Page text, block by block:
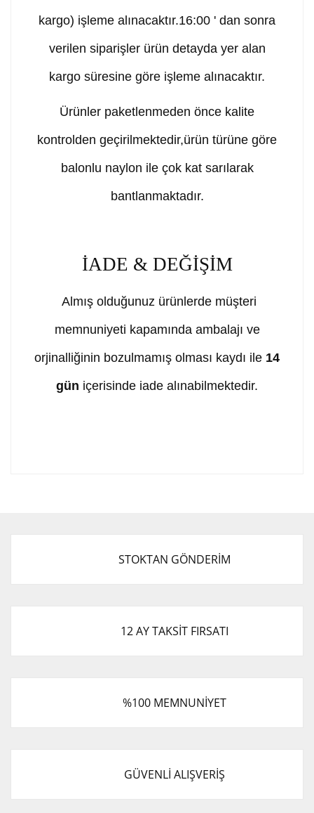
kargo) işleme alınacaktır.16:00 ' dan sonra
verilen siparişler ürün detayda yer alan
kargo süresine göre işleme alınacaktır.
Ürünler paketlenmeden önce kalite
kontrolden geçirilmektedir,ürün türüne göre
balonlu naylon ile çok kat sarılarak
bantlanmaktadır.
İADE & DEĞİŞİM
Almış olduğunuz ürünlerde müşteri
memnuniyeti kapamında ambalajı ve
orjinalliğinin bozulmamış olması kaydı ile 14
gün içerisinde iade alınabilmektedir.
Ürün açıklamasında eksik bilgiler bulunuyor.
Bu ürüne benzer farklı alternatifler olmalı.
STOKTAN GÖNDERİM
12 AY TAKSİT FIRSATI
%100 MEMNUNİYET
GÜVENLİ ALIŞVERİŞ